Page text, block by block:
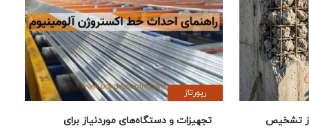
تشخیص
رپورتاژ
تجهیزات و دستگاه‌های موردنیاز برای